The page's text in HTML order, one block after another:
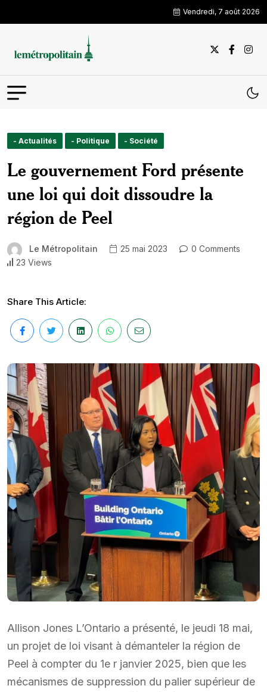
Vendredi, 7 août 2026
- Actualités - Politique - Société
Le gouvernement Ford présente
une loi qui doit dissoudre la
région de Peel
Le Métropolitain 25 mai 2023
0 Comments
23 Views
Share This Article:
Allison Jones L’Ontario a présenté, le jeudi 18 mai,
un projet de loi visant à démanteler la région de
Peel à compter du 1e r janvier 2025, bien que les
mécanismes de suppression du palier supérieur de